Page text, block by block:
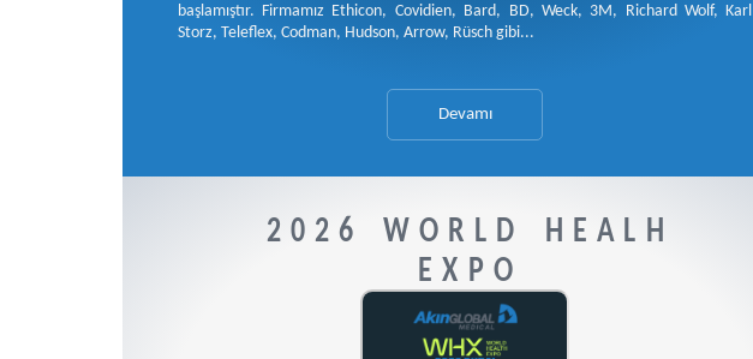
başlamıştır. Firmamız Ethicon, Covidien, Bard, BD, Weck, 3M, Richard Wolf, Karl
Storz, Teleflex, Codman, Hudson, Arrow, Rüsch gibi...
Devamı
2026 WORLD HEALH
EXPO